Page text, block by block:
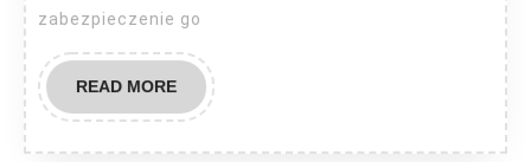
zabezpieczenie go
READ MOREREAD
MORE